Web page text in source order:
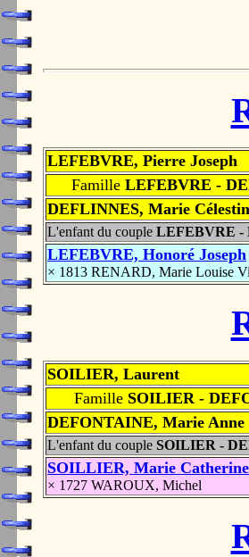
LEFEBVRE, Pierre Joseph
FamilleLEFEBVRE -
DEFLINNES, Marie
L'enfant du couple LEFEBVRE -
LEFEBVRE, Honoré Joseph
× 1813 RENARD, Marie Louise
SOILIER, Laurent
FamilleSOILIER -
DEFONTAINE, Marie Anne
L'enfant du couple SOILIER -
SOILLIER, Marie
× 1727 WAROUX, Michel